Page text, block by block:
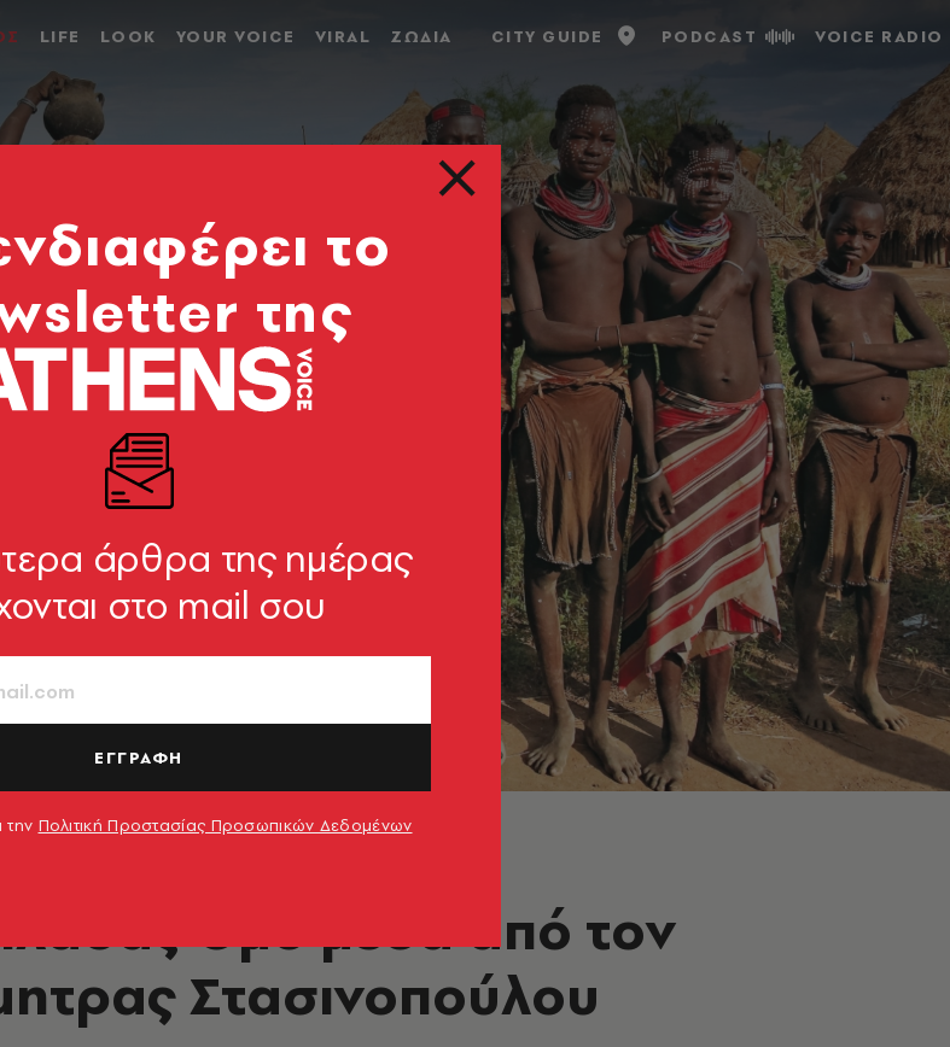
LIFE LOOK YOUR VOICE VIRAL ΖΩΔΙΑ CITY GUIDE PODCAST VOICE RADIO
Όμο μέσα από τον
Στασινοπούλου
το
της
άρθρα της ημέρας
στο mail σου
ΕΓΓΡΑΦΗ
την Πολιτική Προστασίας Προσωπικών Δεδομένων